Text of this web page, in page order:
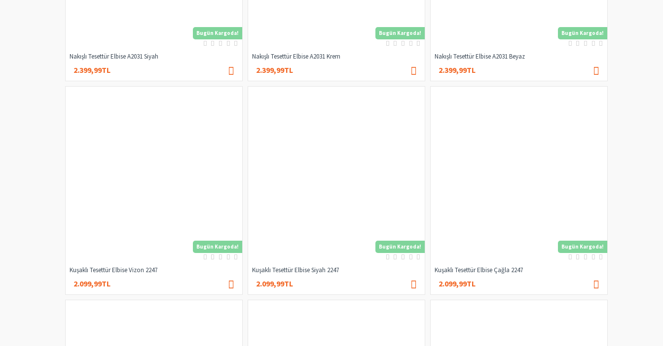
Bugün Kargoda!
Nakışlı Tesettür Elbise A2031 Siyah
2.399,99TL
Bugün Kargoda!
Nakışlı Tesettür Elbise A2031 Krem
2.399,99TL
Bugün Kargoda!
Nakışlı Tesettür Elbise A2031 Beyaz
2.399,99TL
Bugün Kargoda!
Kuşaklı Tesettür Elbise Vizon 2247
2.099,99TL
Bugün Kargoda!
Kuşaklı Tesettür Elbise Siyah 2247
2.099,99TL
Bugün Kargoda!
Kuşaklı Tesettür Elbise Çağla 2247
2.099,99TL